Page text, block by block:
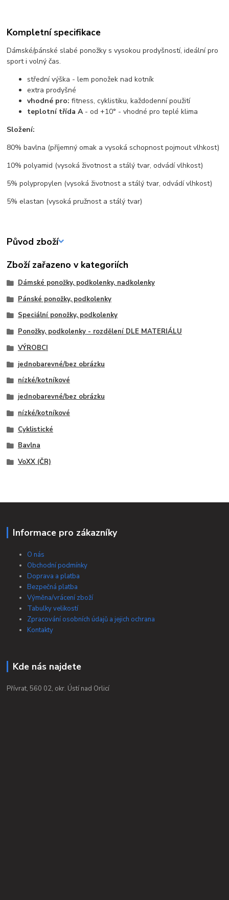
Kompletní specifikace
Dámské/pánské slabé ponožky s vysokou prodyšností, ideální pro
sport i volný čas.
střední výška - lem ponožek nad kotník
extra prodyšné
vhodné pro: fitness, cyklistiku, každodenní použití
teplotní třída A- od +10° - vhodné pro teplé klima
Složení:
80% bavlna (příjemný omak a vysoká schopnost pojmout vlhkost)
10% polyamid (vysoká životnost a stálý tvar, odvádí vlhkost)
5% polypropylen (vysoká životnost a stálý tvar, odvádí vlhkost)
5% elastan (vysoká pružnost a stálý tvar)
Původ zboží
Zboží zařazeno v kategoriích
Dámské ponožky, podkolenky, nadkolenky
Pánské ponožky, podkolenky
Speciální ponožky, podkolenky
Ponožky, podkolenky - rozdělení DLE MATERIÁLU
VÝROBCI
jednobarevné/bez obrázku
nízké/kotníkové
jednobarevné/bez obrázku
nízké/kotníkové
Cyklistické
Bavlna
VoXX (ČR)
Informace pro zákazníky
O nás
Obchodní podmínky
Doprava a platba
Bezpečná platba
Výměna/vrácení zboží
Tabulky velikostí
Zpracování osobních údajů a jejich ochrana
Kontakty
Kde nás najdete
Přívrat, 560 02, okr. Ústí nad Orlicí